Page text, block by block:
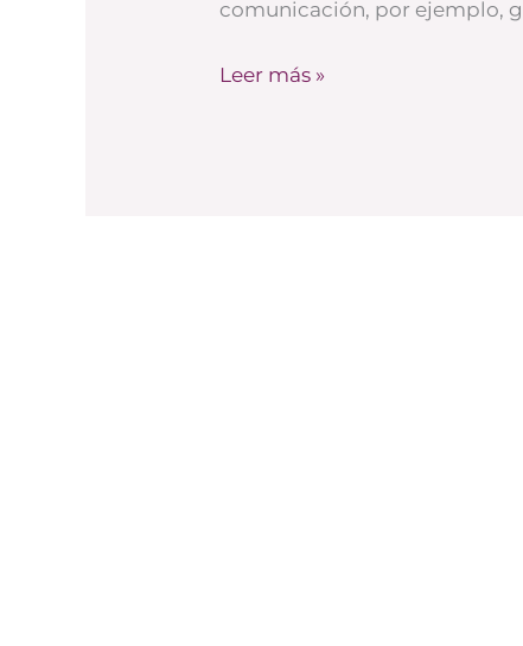
comunicación, por ejemplo,
Leer más »